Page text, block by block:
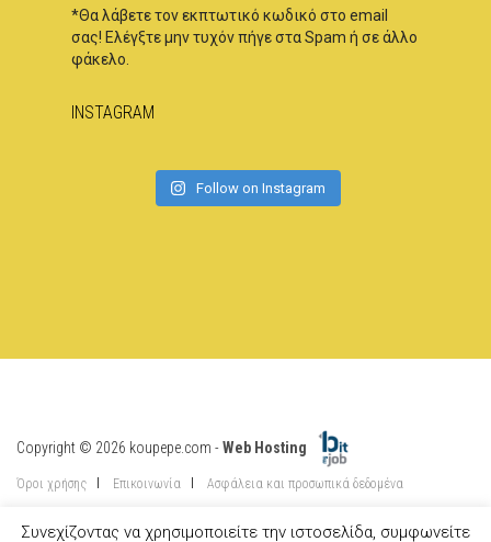
*Θα λάβετε τον εκπτωτικό κωδικό στο email
σας! Ελέγξτε μην τυχόν πήγε στα Spam ή σε άλλο
φάκελο.
INSTAGRAM
Follow on Instagram
Copyright © 2026 koupepe.com -Web Hosting
Όροι χρήσης Επικοινωνία Ασφάλεια και προσωπικά δεδομένα
Συνεχίζοντας να χρησιμοποιείτε την ιστοσελίδα, συμφωνείτε